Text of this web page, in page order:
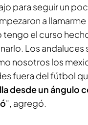
para seguir un
a llamarme
tengo el curso
Los andaluces
nosotros los
fuera del fútbol
desde un ángulo
", agregó.